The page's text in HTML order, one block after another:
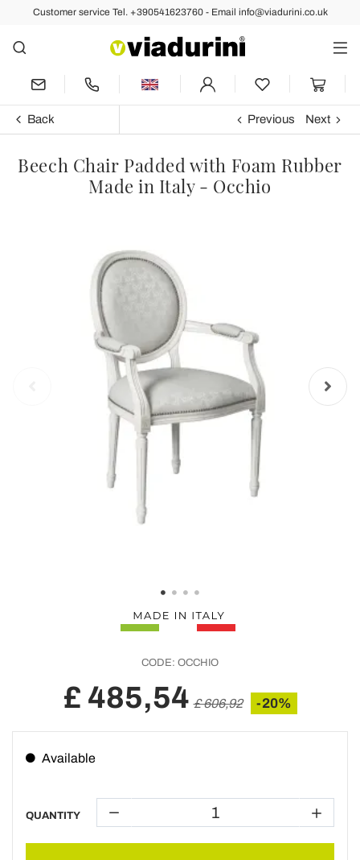
Customer service Tel. +390541623760 - Email info@viadurini.co.uk
Back Previous Next
Beech Chair Padded with Foam Rubber
Made in Italy - Occhio
CODE: OCCHIO
£ 485,54 £ 606,92 -20%
Available
QUANTITY